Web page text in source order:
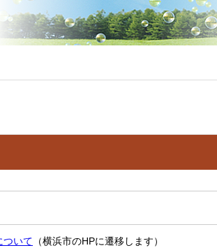
ついて （横浜市のHPに遷移します）